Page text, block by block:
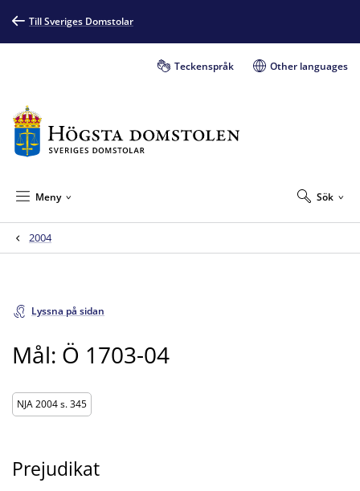
Till Sveriges Domstolar
Teckenspråk Other languages
Sök
Meny
2004
Lyssna på sidan
Mål: Ö 1703-04
NJA 2004 s. 345
Prejudikat